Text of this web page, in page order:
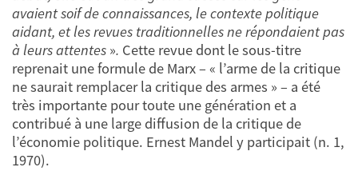
avaient soif de connaissances, le contexte politique
aidant, et les revues traditionnelles ne répondaient pas
à leurs attentes ». Cette revue dont le sous-titre
reprenait une formule de Marx – « l’arme de la critique
ne saurait remplacer la critique des armes » – a été
très importante pour toute une génération et a
contribué à une large diffusion de la critique de
l’économie politique. Ernest Mandel y participait (n. 1,
1970).